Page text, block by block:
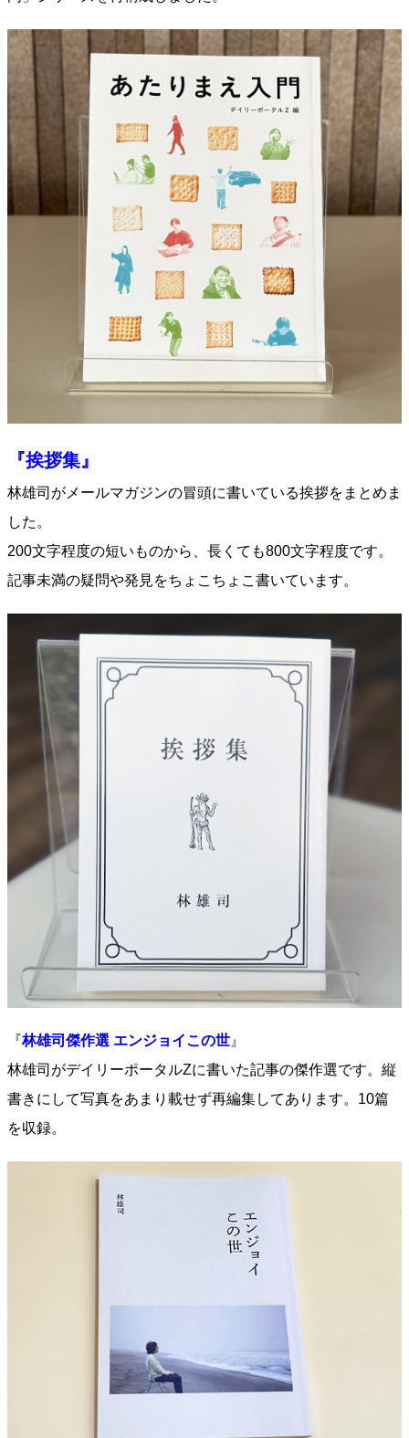
『挨拶集』
林雄司がメールマガジンの冒頭に書いている挨拶をまとめま
した。
200文字程度の短いものから、長くても800文字程度です。
記事未満の疑問や発見をちょこちょこ書いています。
『林雄司傑作選 エンジョイこの世 』
林雄司がデイリーポータルZに書いた記事の傑作選です。縦
書きにして写真をあまり載せず再編集してあります。10篇
を収録。